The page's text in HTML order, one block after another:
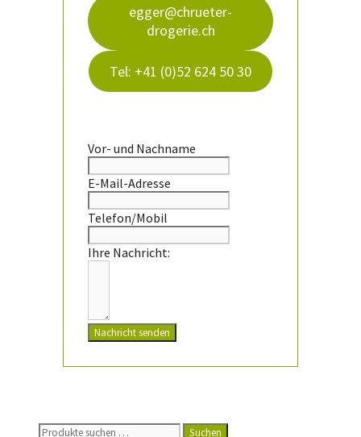
egger@chrueter-
drogerie.ch
Tel: +41 (0)52 624 50 30
Vor- und Nachname
E-Mail-Adresse
Telefon/Mobil
Ihre Nachricht:
Nachricht senden
Suchen Suchen